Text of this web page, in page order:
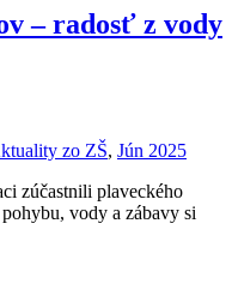
– radosť z vody
zo ZŠ, Jún 2025
zúčastnili plaveckého
vody a zábavy si